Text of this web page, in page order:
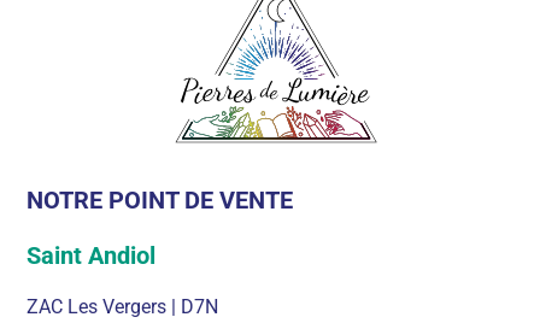
NOTRE POINT DE VENTE
Saint Andiol
ZAC Les Vergers | D7N